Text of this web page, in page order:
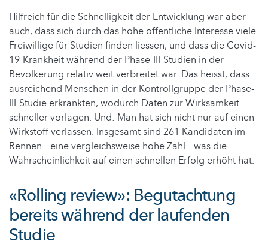
Hilfreich für die Schnelligkeit der Entwicklung war aber
auch, dass sich durch das hohe öffentliche Interesse viele
Freiwillige für Studien finden liessen, und dass die Covid-
19-Krankheit während der Phase-III-Studien in der
Bevölkerung relativ weit verbreitet war. Das heisst, dass
ausreichend Menschen in der Kontrollgruppe der Phase-
III-Studie erkrankten, wodurch Daten zur Wirksamkeit
schneller vorlagen. Und: Man hat sich nicht nur auf einen
Wirkstoff verlassen. Insgesamt sind 261 Kandidaten im
Rennen – eine vergleichsweise hohe Zahl – was die
Wahrscheinlichkeit auf einen schnellen Erfolg erhöht hat.
«Rolling review»: Begutachtung
bereits während der laufenden
Studie